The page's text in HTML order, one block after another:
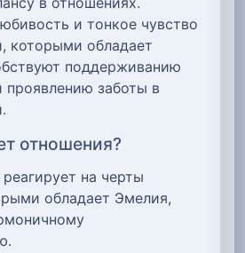
и тонкое чувство
которыми обладает
поддерживанию
проявлению заботы в
отношения?
на черты
обладает Эмелия,